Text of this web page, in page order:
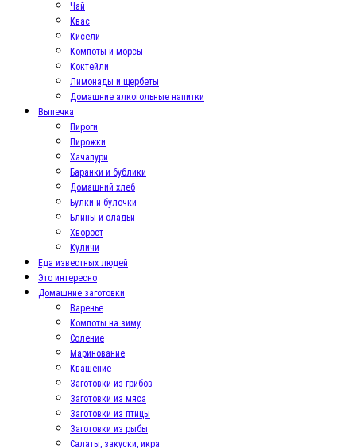
Чай
Квас
Кисели
Компоты и морсы
Коктейли
Лимонады и щербеты
Домашние алкогольные напитки
Выпечка
Пироги
Пирожки
Хачапури
Баранки и бублики
Домашний хлеб
Булки и булочки
Блины и оладьи
Хворост
Куличи
Еда известных людей
Это интересно
Домашние заготовки
Варенье
Компоты на зиму
Соление
Маринование
Квашение
Заготовки из грибов
Заготовки из мяса
Заготовки из птицы
Заготовки из рыбы
Салаты, закуски, икра